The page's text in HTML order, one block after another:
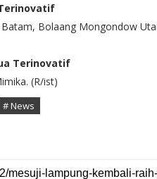
Bolaang Mongondow
Terinovatif
(R/ist)
# News